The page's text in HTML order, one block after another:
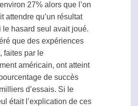
27% alors que l’on
attendre qu’un résultat
le hasard seul avait joué.
que des expériences
faites par le
américain, ont atteint
de succès
d’essais. Si le
était l’explication de ces